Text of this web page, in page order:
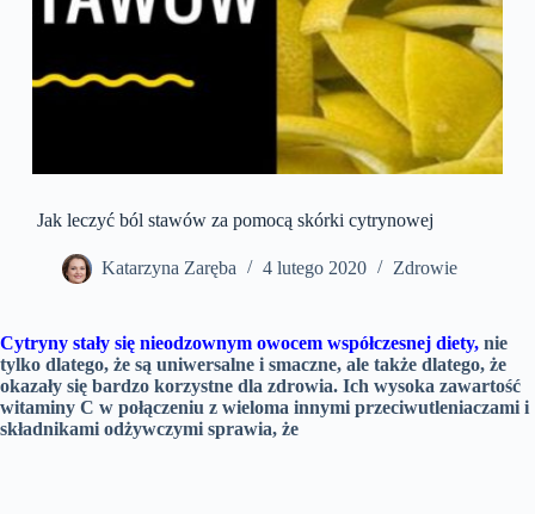
Jak leczyć ból stawów za pomocą skórki cytrynowej
Katarzyna Zaręba 4 lutego 2020 Zdrowie
Cytryny stały się nieodzownym owocem współczesnej diety, nie
tylko dlatego, że są uniwersalne i smaczne, ale także dlatego, że
okazały się bardzo korzystne dla zdrowia. Ich wysoka zawartość
witaminy C w połączeniu z wieloma innymi przeciwutleniaczami i
składnikami odżywczymi sprawia, że